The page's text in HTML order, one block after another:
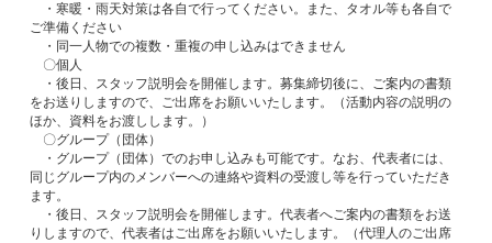
・寒暖・雨天対策は各自で行ってください。また、タオル等も各自で
ご準備ください
・同一人物での複数・重複の申し込みはできません
〇個人
・後日、スタッフ説明会を開催します。募集締切後に、ご案内の書類
をお送りしますので、ご出席をお願いいたします。（活動内容の説明の
ほか、資料をお渡しします。）
〇グループ（団体）
・グループ（団体）でのお申し込みも可能です。なお、代表者には、
同じグループ内のメンバーへの連絡や資料の受渡し等を行っていただき
ます。
・後日、スタッフ説明会を開催します。代表者へご案内の書類をお送
りしますので、代表者はご出席をお願いいたします。（代理人のご出席